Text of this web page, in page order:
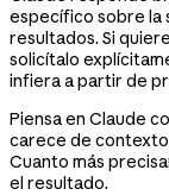
específico sobre la
resultados. Si
solicítalo
infiera a partir de
Piensa en Claude
carece de
Cuanto más
el resultado.